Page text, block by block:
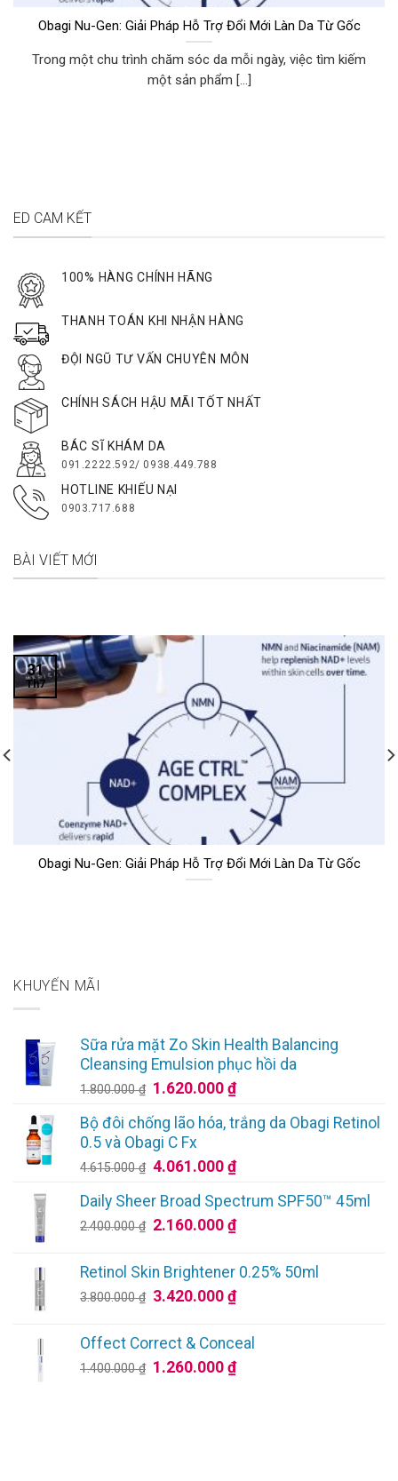
Obagi Nu-Gen: Giải Pháp Hỗ Trợ Đổi Mới Làn Da Từ Gốc
Trong một chu trình chăm sóc da mỗi ngày, việc tìm kiếm
một sản phẩm [...]
ED CAM KẾT
100% HÀNG CHÍNH HÃNG
THANH TOÁN KHI NHẬN HÀNG
ĐỘI NGŨ TƯ VẤN CHUYÊN MÔN
CHÍNH SÁCH HẬU MÃI TỐT NHẤT
BÁC SĨ KHÁM DA
091.2222.592/ 0938.449.788
HOTLINE KHIẾU NẠI
0903.717.688
BÀI VIẾT MỚI
Obagi Nu-Gen: Giải Pháp Hỗ Trợ Đổi Mới Làn Da Từ Gốc
31
Th7
KHUYẾN MÃI
Sữa rửa mặt Zo Skin Health Balancing
Cleansing Emulsion phục hồi da
1.800.000₫ Giá
là:
1.800.000 ₫.
1.620.000₫Giá
tại
1.620.000 ₫.
Bộ đôi chống lão hóa, trắng da Obagi Retinol
0.5 và Obagi C Fx
4.615.000₫ Giá
là:
4.615.000 ₫.
4.061.000₫Giá
tại
là:
Daily Sheer Broad Spectrum SPF50™ 45ml
2.400.000₫ Giá
là:
2.400.000 ₫.
2.160.000₫Giá
tại
Retinol Skin Brightener 0.25% 50ml
3.800.000₫ Giá
là:
3.800.000 ₫.
3.420.000₫Giá
tại
Offect Correct & Conceal
1.400.000₫ Giá
1.260.000₫Giá